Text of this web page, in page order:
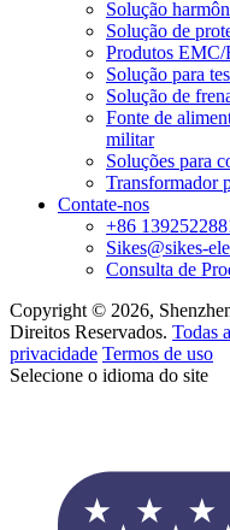
Solução
Solução de
Produtos
Solução para
Solução de
Fonte de
militar
Soluções para
Transformador
Contate-nos
+86
Sikes@sikes-
Consulta de
Copyright © 2026,
Direitos Reservados. Todas
privacidade Termos de uso
Selecione o idioma do site